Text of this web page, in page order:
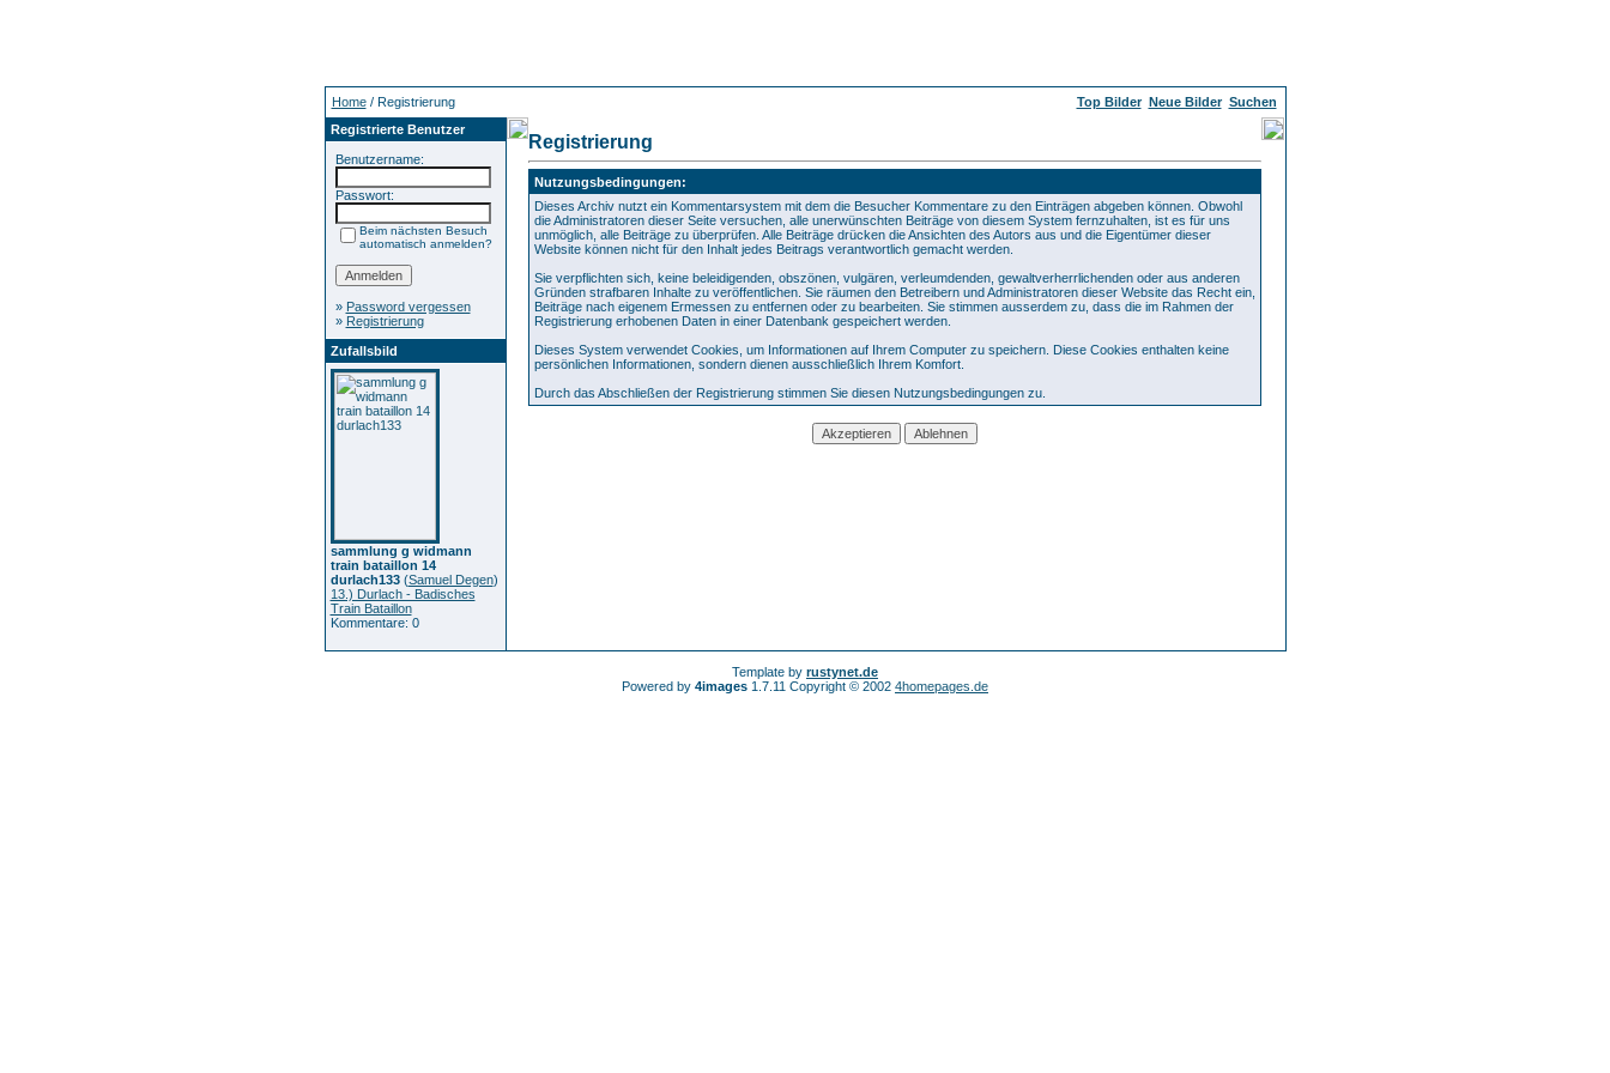
Home/ Registrierung Top Bilder Neue Bilder Suchen
Registrierte Benutzer
Benutzername:
Passwort:
Beim nächsten Besuch
automatisch anmelden?
» Password vergessen
» Registrierung
Zufallsbild
sammlung g widmann
train bataillon 14
durlach133(Samuel Degen)
13.) Durlach - Badisches
Train Bataillon
Kommentare: 0
Registrierung
Nutzungsbedingungen:
Dieses Archiv nutzt ein Kommentarsystem mit dem die Besucher Kommentare zu den Einträgen abgeben können. Obwohl
die Administratoren dieser Seite versuchen, alle unerwünschten Beiträge von diesem System fernzuhalten, ist es für uns
unmöglich, alle Beiträge zu überprüfen. Alle Beiträge drücken die Ansichten des Autors aus und die Eigentümer dieser
Website können nicht für den Inhalt jedes Beitrags verantwortlich gemacht werden.
Sie verpflichten sich, keine beleidigenden, obszönen, vulgären, verleumdenden, gewaltverherrlichenden oder aus anderen
Gründen strafbaren Inhalte zu veröffentlichen. Sie räumen den Betreibern und Administratoren dieser Website das Recht ein,
Beiträge nach eigenem Ermessen zu entfernen oder zu bearbeiten. Sie stimmen ausserdem zu, dass die im Rahmen der
Registrierung erhobenen Daten in einer Datenbank gespeichert werden.
Dieses System verwendet Cookies, um Informationen auf Ihrem Computer zu speichern. Diese Cookies enthalten keine
persönlichen Informationen, sondern dienen ausschließlich Ihrem Komfort.
Durch das Abschließen der Registrierung stimmen Sie diesen Nutzungsbedingungen zu.
Template by rustynet.de
Powered by 4images 1.7.11 Copyright © 2002 4homepages.de